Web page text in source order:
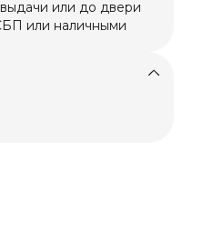
или до двери
или наличными